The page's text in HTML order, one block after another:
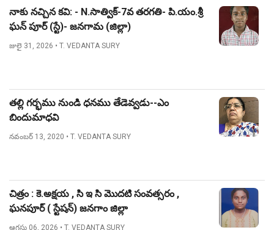
నాకు నచ్చిన కవి: - N.సాత్విక్-7వ తరగతి- పి.యం.శ్రీ
ఘన్ పూర్ (స్టే)- జనగామ (జిల్లా)
జులై 31, 2026 • T. VEDANTA SURY
తల్లి గర్భము నుండి ధనము తేడెవ్వడు--ఎం
బిందుమాధవి
నవంబర్ 13, 2020 • T. VEDANTA SURY
చిత్రం : కె.అక్షయ , సి ఇ సి మొదటి సంవత్సరం ,
ఘనపూర్ ( స్టేషన్) జనగాం జిల్లా
ఆగస్టు 06, 2026 • T. VEDANTA SURY